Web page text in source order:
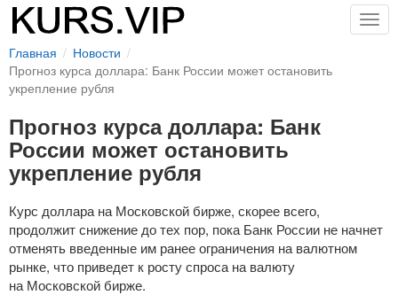
Главная
Новости
Прогноз курса доллара: Банк России может остановить
укрепление рубля
Прогноз курса доллара: Банк
России может остановить
укрепление рубля
Курс доллара на Московской бирже, скорее всего,
продолжит снижение до тех пор, пока Банк России не начнет
отменять введенные им ранее ограничения на валютном
рынке, что приведет к росту спроса на валюту
на Московской бирже.